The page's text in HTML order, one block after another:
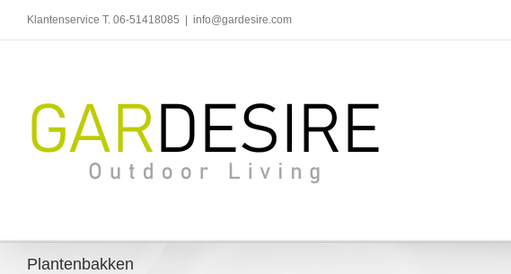
inhoud
Klantenservice T. 06-51418085 info@gardesire.com
Plantenbakken